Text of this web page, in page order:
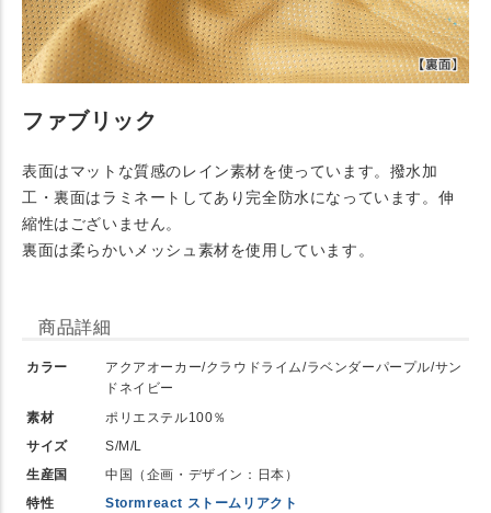
ファブリック
表面はマットな質感のレイン素材を使っています。撥水加
工・裏面はラミネートしてあり完全防水になっています。伸
縮性はございません。
裏面は柔らかいメッシュ素材を使用しています。
商品詳細
カラー
アクアオーカー/クラウドライム/ラベンダーパープル/サン
ドネイビー
素材
ポリエステル100％
サイズ
S/M/L
生産国
中国（企画・デザイン：日本）
特性
Stormreact ストームリアクト